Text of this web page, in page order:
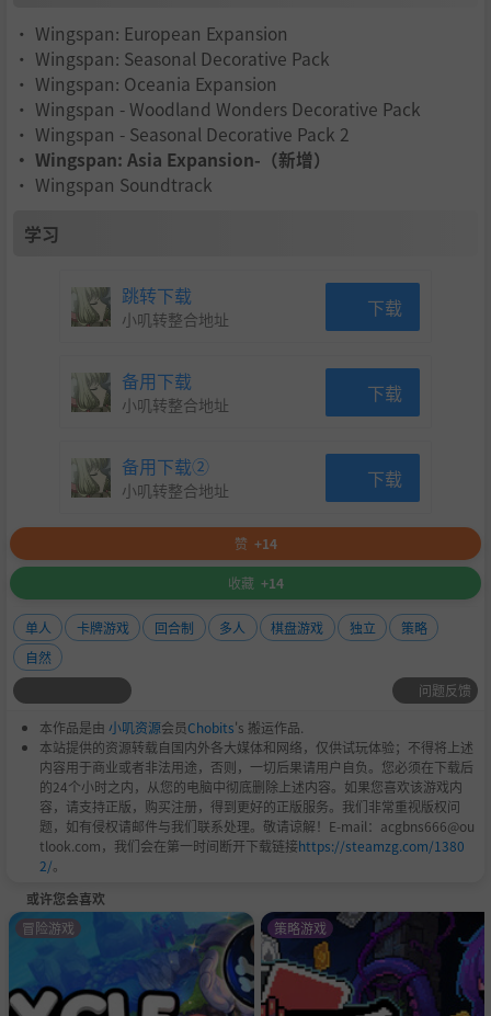
• Wingspan: European Expansion
• Wingspan: Seasonal Decorative Pack
• Wingspan: Oceania Expansion
• Wingspan - Woodland Wonders Decorative Pack
• Wingspan - Seasonal Decorative Pack 2
• Wingspan: Asia Expansion-（新增）
• Wingspan Soundtrack
学习
跳转下载
小叽转整合地址 下载
备用下载
小叽转整合地址 下载
备用下载②
小叽转整合地址 下载
赞 +14
收藏 +14
单人 卡牌游戏 回合制 多人 棋盘游戏 独立
策略
自然
问题反馈
本作品是由 小叽资源会员Chobits's 搬运作品.
本站提供的资源转载自国内外各大媒体和网络，仅供试玩体验；不得将上述
内容用于商业或者非法用途，否则，一切后果请用户自负。您必须在下载后
的24个小时之内，从您的电脑中彻底删除上述内容。如果您喜欢该游戏内
容，请支持正版，购买注册，得到更好的正版服务。我们非常重视版权问
题，如有侵权请邮件与我们联系处理。敬请谅解！E-mail：acgbns666@ou
tlook.com，我们会在第一时间断开下载链接https://steamzg.com/1380
2/。
或许您会喜欢
冒险游戏 策略游戏